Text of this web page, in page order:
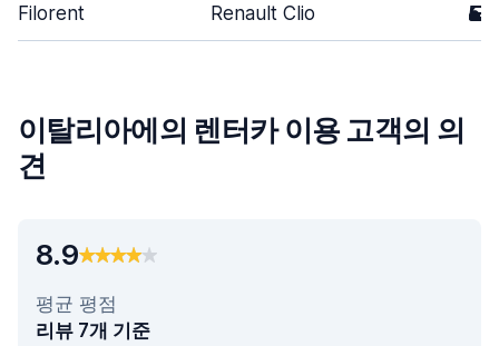
Filorent Renault Clio 5
이탈리아에의 렌터카 이용 고객의 의
견
8.9
평균 평점
리뷰 7개 기준